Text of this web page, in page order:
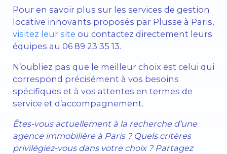
Pour en savoir plus sur les services de gestion
locative innovants proposés par Plusse à Paris,
visitez leur site ou contactez directement leurs
équipes au 06 89 23 35 13.
N’oubliez pas que le meilleur choix est celui qui
correspond précisément à vos besoins
spécifiques et à vos attentes en termes de
service et d’accompagnement.
Êtes-vous actuellement à la recherche d’une
agence immobilière à Paris ? Quels critères
privilégiez-vous dans votre choix ? Partagez